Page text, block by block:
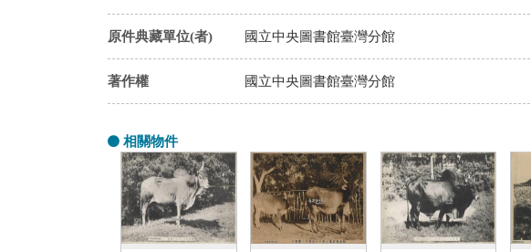
原件典藏單位(者) 國立中央圖書館臺灣分館
著作權 國立中央圖書館臺灣分館
相關物件